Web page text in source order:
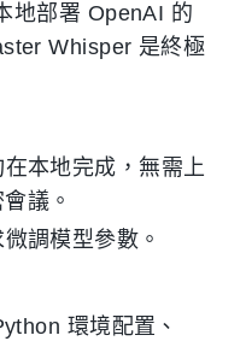
地部署 OpenAI 的
Whisper 是終極
在本地完成，無需上
議。
調模型參數。
環境配置、